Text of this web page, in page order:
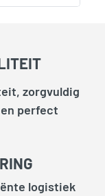
zorgvuldig
perfect
logistiek